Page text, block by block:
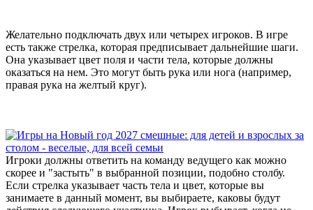
Желательно подключать двух или четырех игроков. В игре
есть также стрелка, которая предписывает дальнейшие шаги.
Она указывает цвет поля и части тела, которые должны
оказаться на нем. Это могут быть рука или нога (например,
правая рука на желтый круг).
Игроки должны ответить на команду ведущего как можно
скорее и "застыть" в выбранной позиции, подобно столбу.
Если стрелка указывает часть тела и цвет, которые вы
занимаете в данный момент, вы выбираете, каковы будут